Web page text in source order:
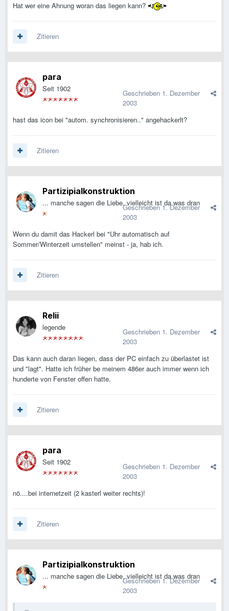
Hat wer eine Ahnung woran das liegen kann?
Zitieren
para
Seit 1902 Geschrieben 1. Dezember
2003
hast das icon bei "autom. synchronisieren.." angehackerlt?
Zitieren
Partizipialkonstruktion
... manche sagen die Liebe, vielleicht ist da was dran
Geschrieben1. Dezember
2003
Wenn du damit das Hackerl bei "Uhr automatisch auf
Sommer/Winterzeit umstellen" meinst - ja, hab ich.
Zitieren
Relii
legende Geschrieben 1. Dezember
2003
Das kann auch daran liegen, dass der PC einfach zu überlastet ist
und "lagt". Hatte ich früher be meinem 486er auch immer wenn ich
hunderte von Fenster offen hatte.
Zitieren
para
Seit 1902 Geschrieben 1. Dezember
2003
nö....bei internetzeit (2 kasterl weiter rechts)!
Zitieren
Partizipialkonstruktion
... manche sagen die Liebe, vielleicht ist da was dran
Geschrieben1. Dezember
2003